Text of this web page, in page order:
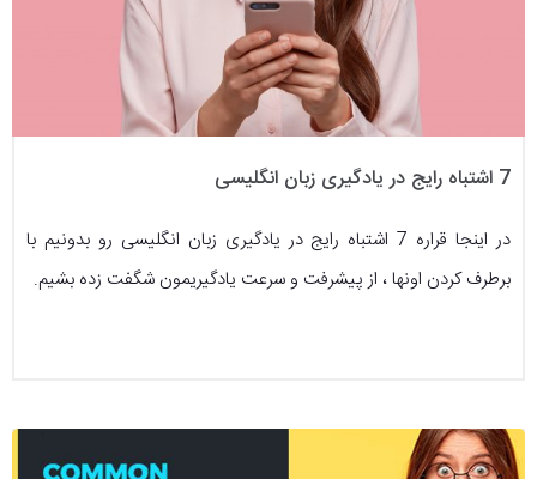
7 اشتباه رایج در یادگیری زبان انگلیسی
در اینجا قراره 7 اشتباه رایج در یادگیری زبان انگلیسی رو بدونیم با
برطرف کردن اونها ، از پیشرفت و سرعت یادگیریمون شگفت زده بشیم.